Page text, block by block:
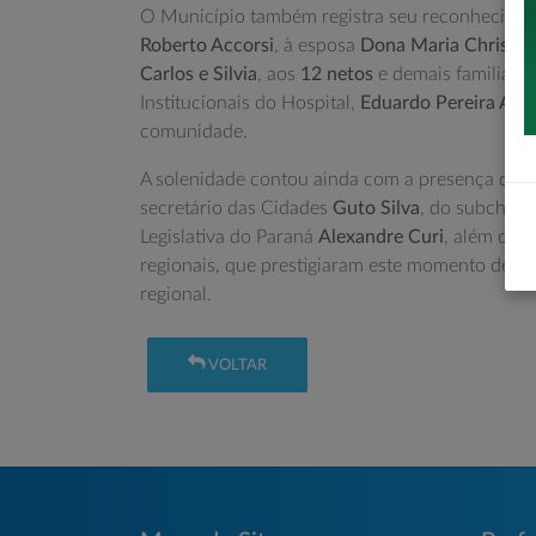
O Município também registra seu
Roberto Accorsi , à esposa Dona Maria
Carlos e Silvia , aos 12 netos e demais
Institucionais do Hospital,
Eduardo Pereira
comunidade.
A solenidade contou ainda com a presença do
secretário das Cidades Guto Silva , do
Legislativa do Paraná Alexandre Curi , além de
regionais, que prestigiaram este momento de
regional.
VOLTAR